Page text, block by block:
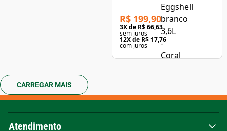
R$ 199,90
3X de R$ 66,63
sem juros
12X de R$ 17,76
com juros
CARREGAR MAIS
Atendimento